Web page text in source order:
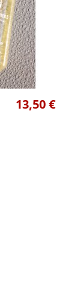
13,50 €